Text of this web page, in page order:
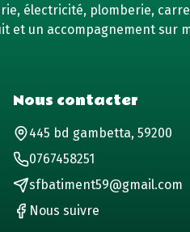
électricité, plomberie,
et un accompagnement sur
Nous contacter
445 bd gambetta, 59200
0767458251
sfbatiment59@gmail.com
Nous suivre